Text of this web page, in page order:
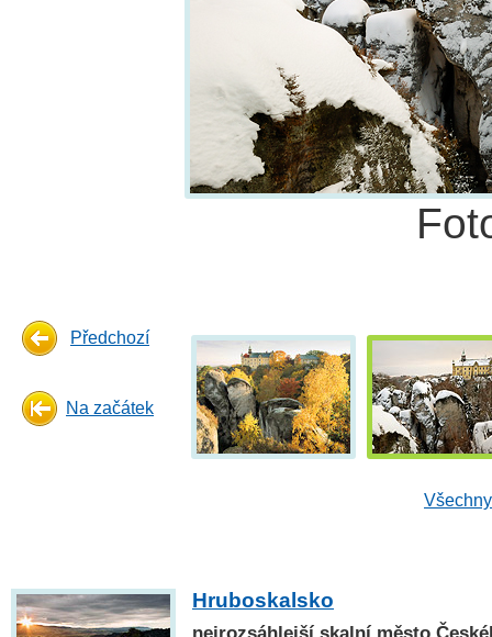
Předchozí
Na začátek
Hruboskalsko
nejrozsáhlejší skalní město